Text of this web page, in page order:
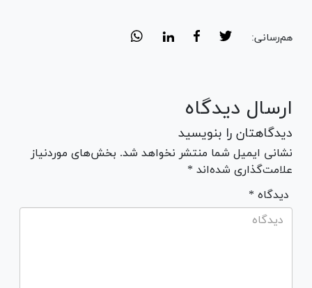
هم‌رسانی:
ارسال دیدگاه
دیدگاهتان را بنویسید
نشانی ایمیل شما منتشر نخواهد شد. بخش‌های موردنیاز
علامت‌گذاری شده‌اند *
* دیدگاه